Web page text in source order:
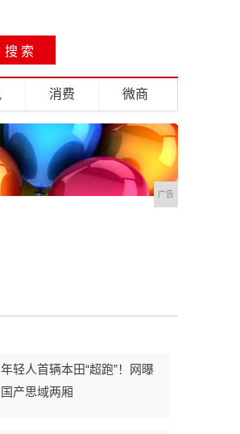
消费 微商
广告
年轻人首辆本田“超跑”！网曝
国产思域两厢